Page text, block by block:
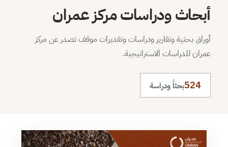
أبحاث ودراسات مركز عمران
أوراق بحثية وتقارير ودراسات وتقديرات موقف تصدر عن مركز
عمران للدراسات الاستراتيجية.
524بحثاً ودراسة